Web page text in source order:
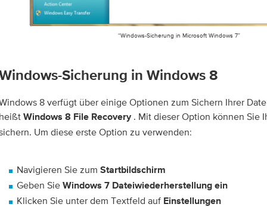
“Windows-Sicherung in Microsoft Windows 7”
Sicherung in Windows 8
8 verfügt über einige Optionen zum Sichern Ihrer
Windows 8 File Recovery . Mit dieser Option können Sie
Um diese erste Option zu verwenden:
Navigieren Sie zum Startbildschirm
Geben Sie Windows 7 Dateiwiederherstellung ein
Klicken Sie unter dem Textfeld auf Einstellungen